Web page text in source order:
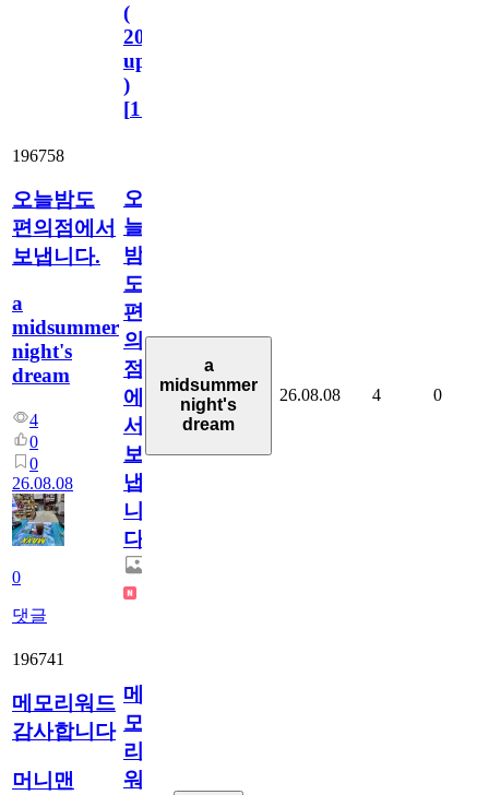
(
2023.11.1
update
)
[110
196758
오늘밤도
편의점에서
보냅니다.
a
midsummer
night's
dream
4
0
0
26.08.08
0
댓글
오
늘
밤
도
편
의
점
에
서
보
냅
니
다.
a
midsummer
night's
dream
26.08.08 4 0
196741
메모리워드
감사합니다
머니맨
메
모
리
워